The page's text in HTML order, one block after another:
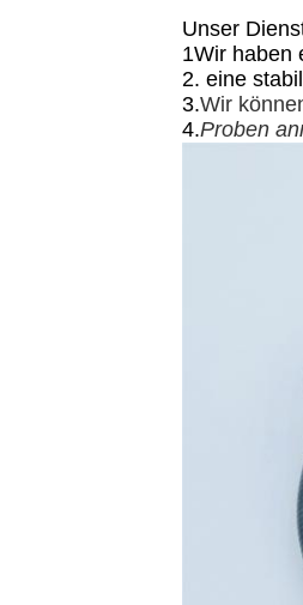
Unser
1Wir haben
2. eine
3.Wir
4.Proben